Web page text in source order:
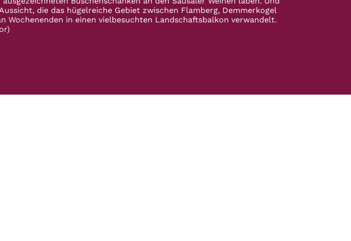
die das hügelreiche Gebiet zwischen Flamberg, Demmerkogel
Wochenenden in einen vielbesuchten Landschaftsbalkon verwandelt.